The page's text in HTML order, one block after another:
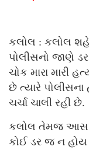
કલોલ : કલોલ
પોલીસનો જાણે
ચોક મારા મારી
છે ત્યારે પોલીસના
ચર્ચા ચાલી રહી છે.
કલોલ તેમજ
કોઈ ડર જ ન